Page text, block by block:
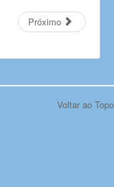
Próximo
Voltar ao Topo